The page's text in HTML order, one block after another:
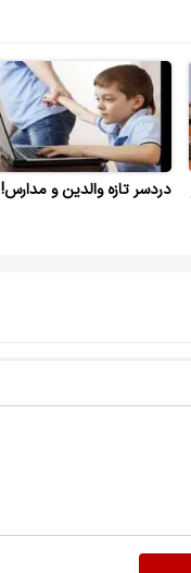
دردسر تازه والدین و مدارس!